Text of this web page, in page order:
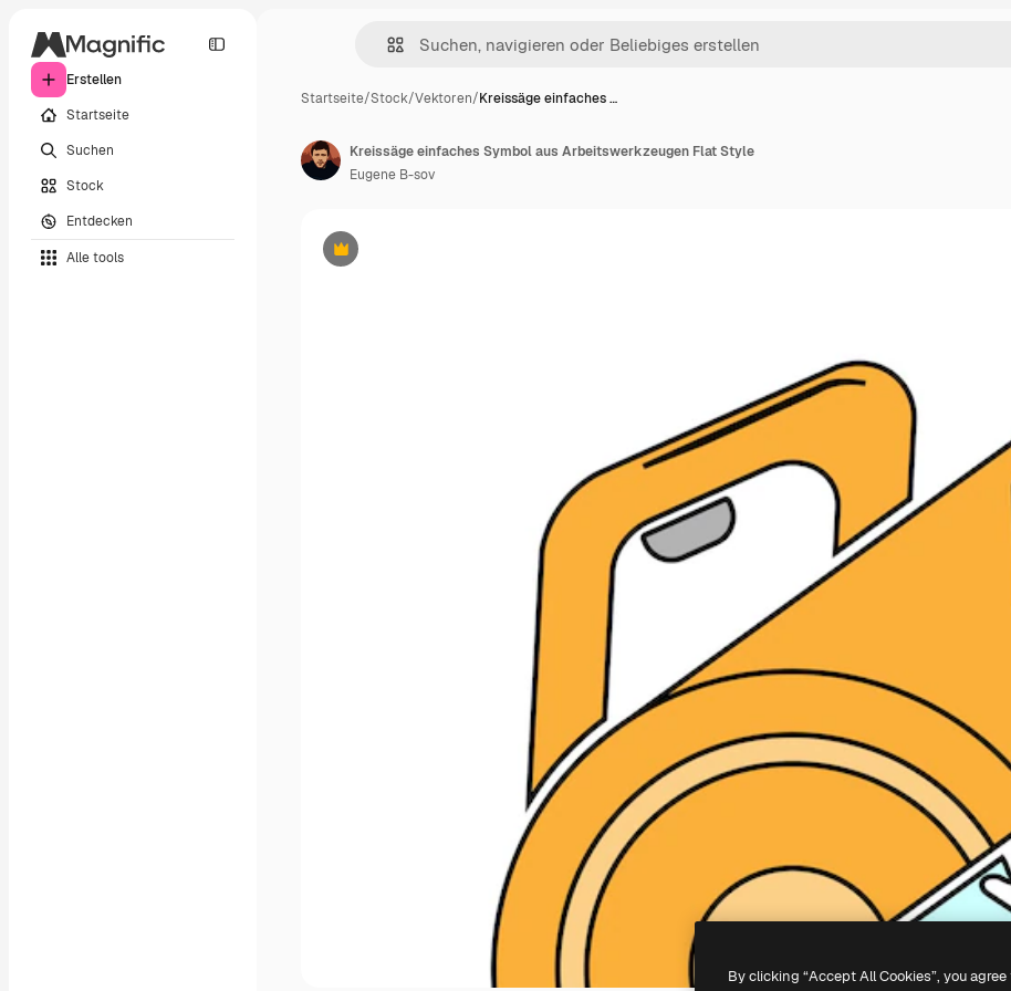
Erstellen
Startseite
Suchen
Stock
Entdecken
Alle tools
Startseite/Stock/Vektoren/Kreissäge einfaches …
Premium
Kreissäge einfaches Symbol aus Arbeitswerkzeugen Flat Style
Eugene B-sov
By clicking “Accept All Cookies”, you